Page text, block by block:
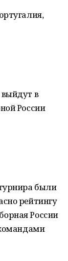
в
России
были
рейтингу
России